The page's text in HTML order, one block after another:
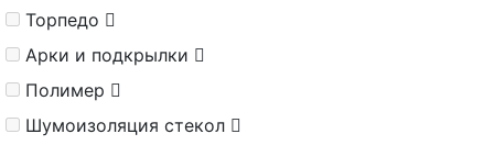
Торпедо
Арки и подкрылки
Полимер
Шумоизоляция стекол